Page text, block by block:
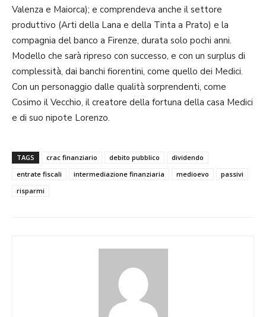
Valenza e Maiorca); e comprendeva anche il settore
produttivo (Arti della Lana e della Tinta a Prato) e la
compagnia del banco a Firenze, durata solo pochi anni.
Modello che sarà ripreso con successo, e con un surplus di
complessità, dai banchi fiorentini, come quello dei Medici.
Con un personaggio dalle qualità sorprendenti, come
Cosimo il Vecchio, il creatore della fortuna della casa Medici
e di suo nipote Lorenzo.
TAGS crac finanziario debito pubblico
dividendo
entrate fiscali
intermediazione finanziaria medioevo
passivi
risparmi